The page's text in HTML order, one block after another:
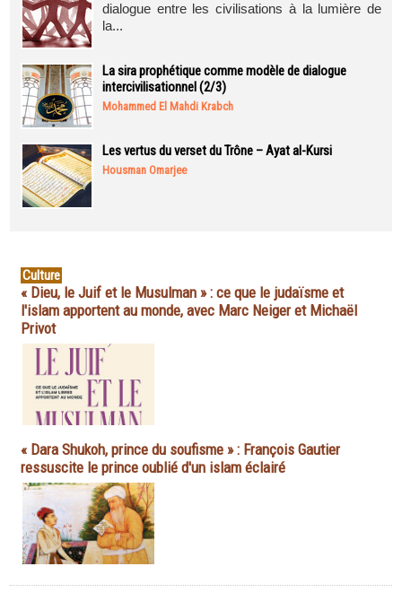
dialogue entre les civilisations à la lumière de
la...
La sira prophétique comme modèle de dialogue
intercivilisationnel (2/3)
Mohammed El Mahdi Krabch
Les vertus du verset du Trône – Ayat al-Kursi
Housman Omarjee
Culture
« Dieu, le Juif et le Musulman » : ce que le judaïsme et
l'islam apportent au monde, avec Marc Neiger et Michaël
Privot
« Dara Shukoh, prince du soufisme » : François Gautier
ressuscite le prince oublié d'un islam éclairé